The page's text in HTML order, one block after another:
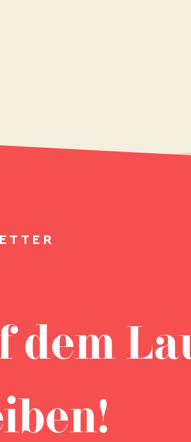
dem